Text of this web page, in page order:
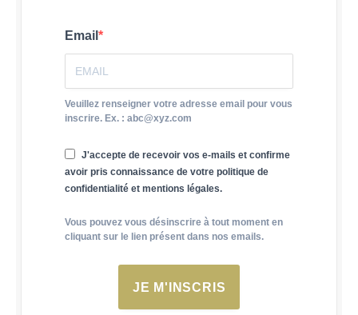
Email
Veuillez renseigner votre adresse email pour vous
inscrire. Ex. : abc@xyz.com
J'accepte de recevoir vos e-mails et confirme
avoir pris connaissance de votre politique de
confidentialité et mentions légales.
Vous pouvez vous désinscrire à tout moment en
cliquant sur le lien présent dans nos emails.
JE M'INSCRIS